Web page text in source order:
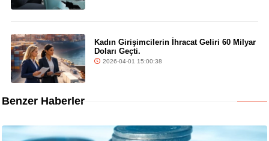
Kadın Girişimcilerin İhracat Geliri 60 Milyar
Doları Geçti.
2026-04-01 15:00:38
Benzer Haberler